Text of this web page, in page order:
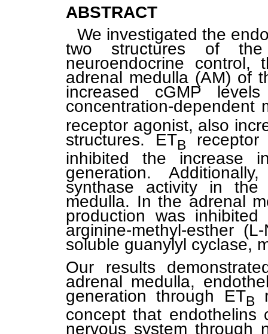
ABSTRACT
We investigated the
two structures of
neuroendocrine control,
adrenal medulla (AM) of
increased cGMP
concentration-dependent
receptor agonist, also
structures. ETB receptor
inhibited the increase
generation.
synthase activity in the
medulla. In the adrenal
production was
arginine-methyl-esther
soluble guanylyl cyclase,
Our results
adrenal medulla,
generation through ETB
concept that endothelins
nervous system through